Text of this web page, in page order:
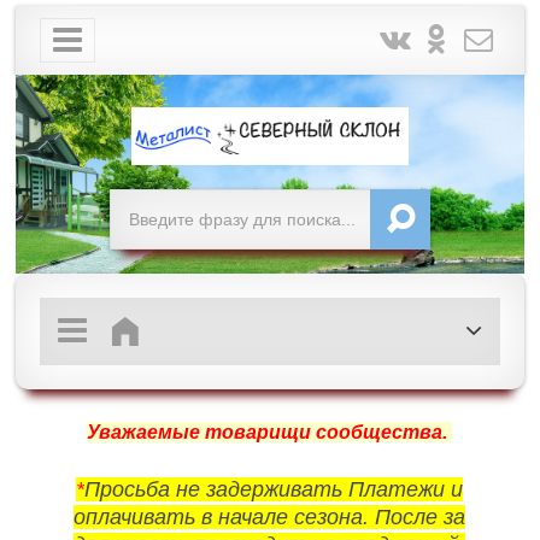
Уважаемые товарищи сообщества.
*Просьба не задерживать Платежи и
оплачивать в начале сезона. После за